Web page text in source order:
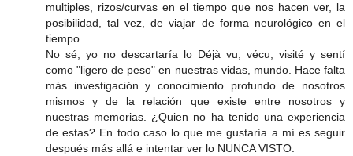
multiples, rizos/curvas en el tiempo que nos hacen ver, la
posibilidad, tal vez, de viajar de forma neurológico en el
tiempo.
No sé, yo no descartaría lo Déjà vu, vécu, visité y sentí
como "ligero de peso" en nuestras vidas, mundo. Hace falta
más investigación y conocimiento profundo de nosotros
mismos y de la relación que existe entre nosotros y
nuestras memorias. ¿Quien no ha tenido una experiencia
de estas? En todo caso lo que me gustaría a mí es seguir
después más allá e intentar ver lo NUNCA VISTO.